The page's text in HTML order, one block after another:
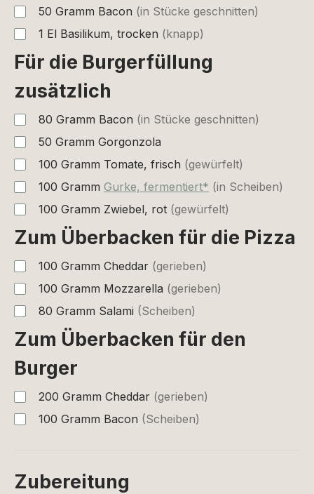
50 Gramm Bacon (in Stücke geschnitten)
1 El Basilikum, trocken (knapp)
Für die Burgerfüllung
zusätzlich
80 Gramm Bacon (in Stücke geschnitten)
50 Gramm Gorgonzola
100 Gramm Tomate, frisch (gewürfelt)
100 Gramm Gurke, fermentiert* (in Scheiben)
100 Gramm Zwiebel, rot (gewürfelt)
Zum Überbacken für die Pizza
100 Gramm Cheddar (gerieben)
100 Gramm Mozzarella (gerieben)
80 Gramm Salami (Scheiben)
Zum Überbacken für den
Burger
200 Gramm Cheddar (gerieben)
100 Gramm Bacon (Scheiben)
Zubereitung